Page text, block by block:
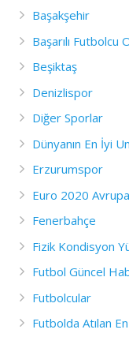
Başakşehir
Başarılı Futbolcu
Beşiktaş
Denizlispor
Diğer Sporlar
Dünyanın En İyi
Erzurumspor
Euro 2020
Fenerbahçe
Fizik Kondisyon
Futbol Güncel
Futbolcular
Futbolda Atılan